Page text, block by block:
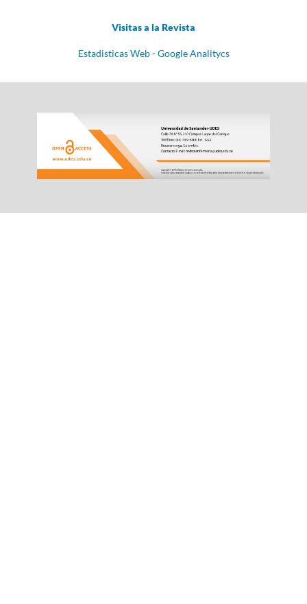
Visitas a la Revista
Estadisticas Web - Google Analitycs